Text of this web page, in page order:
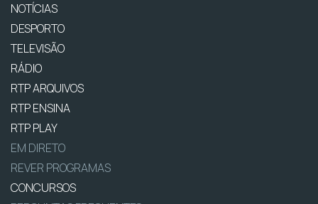
NOTÍCIAS
DESPORTO
TELEVISÃO
RÁDIO
RTP ARQUIVOS
RTP ENSINA
RTP PLAY
EM DIRETO
REVER PROGRAMAS
CONCURSOS